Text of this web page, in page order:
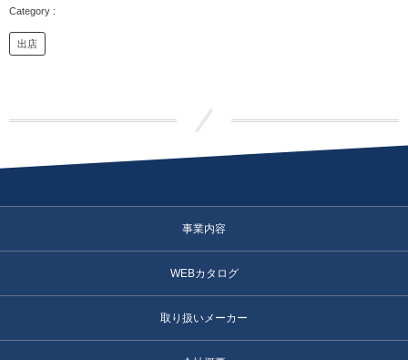
出店
事業内容
WEBカタログ
取り扱いメーカー